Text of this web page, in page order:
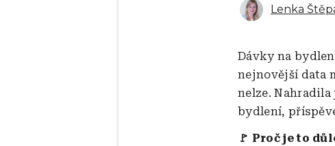
Lenka
Dávky na
nejnovější data
nelze.
bydlení,
🚩 Proč je to